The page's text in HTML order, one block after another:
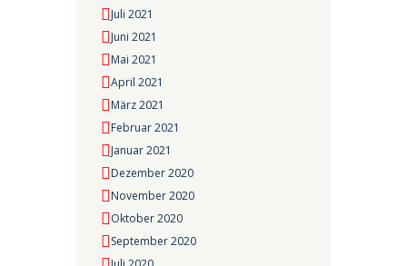
Juli 2021
Juni 2021
Mai 2021
April 2021
März 2021
Februar 2021
Januar 2021
Dezember 2020
November 2020
Oktober 2020
September 2020